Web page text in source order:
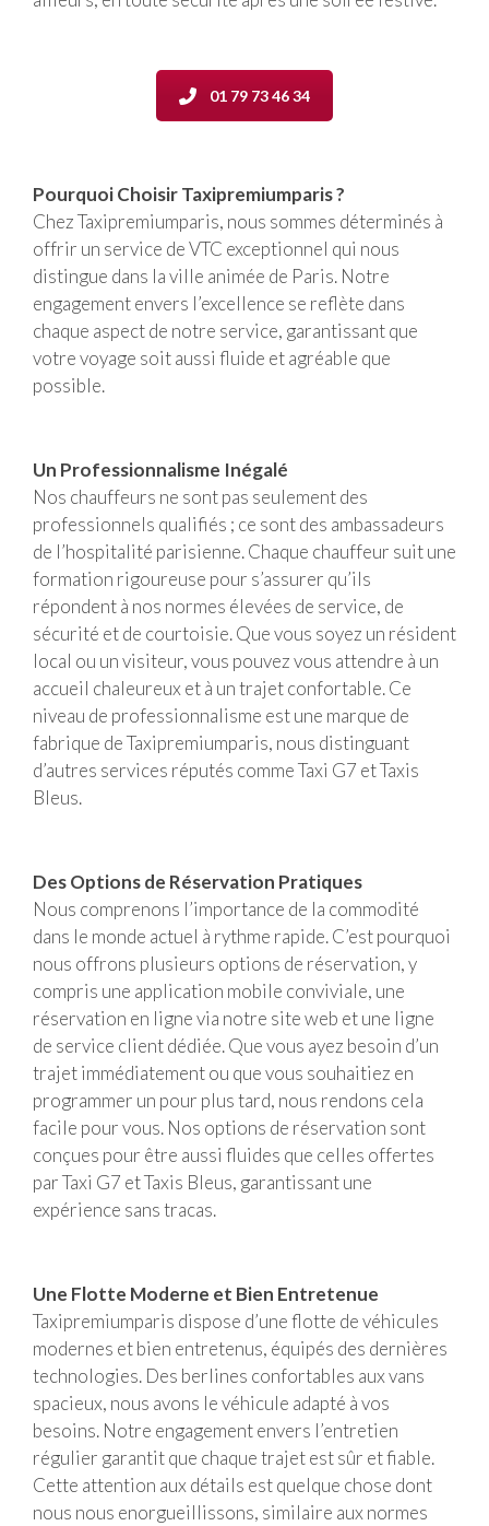
01 79 73 46 34
Pourquoi Choisir Taxipremiumparis ?
Chez Taxipremiumparis, nous sommes déterminés à
offrir un service de VTC exceptionnel qui nous
distingue dans la ville animée de Paris. Notre
engagement envers l’excellence se reflète dans
chaque aspect de notre service, garantissant que
votre voyage soit aussi fluide et agréable que
possible.
Un Professionnalisme Inégalé
Nos chauffeurs ne sont pas seulement des
professionnels qualifiés ; ce sont des ambassadeurs
de l’hospitalité parisienne. Chaque chauffeur suit une
formation rigoureuse pour s’assurer qu’ils
répondent à nos normes élevées de service, de
sécurité et de courtoisie. Que vous soyez un résident
local ou un visiteur, vous pouvez vous attendre à un
accueil chaleureux et à un trajet confortable. Ce
niveau de professionnalisme est une marque de
fabrique de Taxipremiumparis, nous distinguant
d’autres services réputés comme Taxi G7 et Taxis
Bleus.
Des Options de Réservation Pratiques
Nous comprenons l’importance de la commodité
dans le monde actuel à rythme rapide. C’est pourquoi
nous offrons plusieurs options de réservation, y
compris une application mobile conviviale, une
réservation en ligne via notre site web et une ligne
de service client dédiée. Que vous ayez besoin d’un
trajet immédiatement ou que vous souhaitiez en
programmer un pour plus tard, nous rendons cela
facile pour vous. Nos options de réservation sont
conçues pour être aussi fluides que celles offertes
par Taxi G7 et Taxis Bleus, garantissant une
expérience sans tracas.
Une Flotte Moderne et Bien Entretenue
Taxipremiumparis dispose d’une flotte de véhicules
modernes et bien entretenus, équipés des dernières
technologies. Des berlines confortables aux vans
spacieux, nous avons le véhicule adapté à vos
besoins. Notre engagement envers l’entretien
régulier garantit que chaque trajet est sûr et fiable.
Cette attention aux détails est quelque chose dont
nous nous enorgueillissons, similaire aux normes